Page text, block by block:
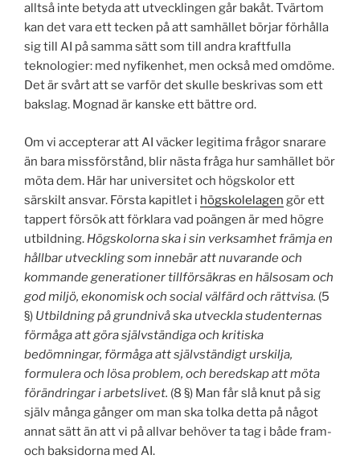
alltså inte betyda att utvecklingen går bakåt. Tvärtom
kan det vara ett tecken på att samhället börjar förhålla
sig till AI på samma sätt som till andra kraftfulla
teknologier: med nyfikenhet, men också med omdöme.
Det är svårt att se varför det skulle beskrivas som ett
bakslag. Mognad är kanske ett bättre ord.
Om vi accepterar att AI väcker legitima frågor snarare
än bara missförstånd, blir nästa fråga hur samhället bör
möta dem. Här har universitet och högskolor ett
särskilt ansvar. Första kapitlet i högskolelagen gör ett
tappert försök att förklara vad poängen är med högre
utbildning. Högskolorna ska i sin verksamhet främja en
hållbar utveckling som innebär att nuvarande och
kommande generationer tillförsäkras en hälsosam och
god miljö, ekonomisk och social välfärd och rättvisa. (5
§) Utbildning på grundnivå ska utveckla studenternas
förmåga att göra självständiga och kritiska
bedömningar, förmåga att självständigt urskilja,
formulera och lösa problem, och beredskap att möta
förändringar i arbetslivet. (8 §) Man får slå knut på sig
själv många gånger om man ska tolka detta på något
annat sätt än att vi på allvar behöver ta tag i både fram-
och baksidorna med AI.